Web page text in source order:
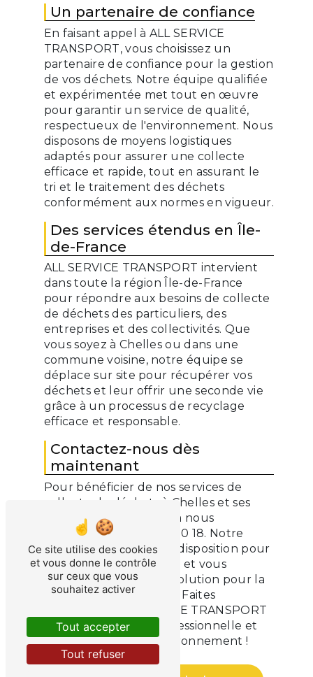
Un partenaire de confiance
En faisant appel à ALL SERVICE
TRANSPORT, vous choisissez un
partenaire de confiance pour la gestion
de vos déchets. Notre équipe qualifiée
et expérimentée met tout en œuvre
pour garantir un service de qualité,
respectueux de l'environnement. Nous
disposons de moyens logistiques
adaptés pour assurer une collecte
efficace et rapide, tout en assurant le
tri et le traitement des déchets
conformément aux normes en vigueur.
Des services étendus en Île-
de-France
ALL SERVICE TRANSPORT intervient
dans toute la région Île-de-France
pour répondre aux besoins de collecte
de déchets des particuliers, des
entreprises et des collectivités. Que
vous soyez à Chelles ou dans une
commune voisine, notre équipe se
déplace sur site pour récupérer vos
déchets et leur offrir une seconde vie
grâce à un processus de recyclage
efficace et responsable.
Contactez-nous dès
maintenant
Pour bénéficier de nos services de
collecte de déchets à Chelles et ses
environs, n'hésitez pas à nous
contacter au 07 67 67 90 18. Notre
équipe se tient à votre disposition pour
étudier votre demande et vous
proposer la meilleure solution pour la
gestion de vos déchets. Faites
confiance à ALL SERVICE TRANSPORT
pour une collecte professionnelle et
respectueuse de l'environnement !
Ce site utilise des cookies
et vous donne le contrôle
sur ceux que vous
souhaitez activer
Tout accepter
Tout refuser